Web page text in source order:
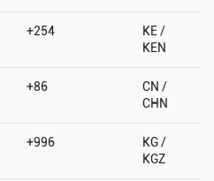
+254
KE /
KEN
+86
CN /
CHN
+996
KG /
KGZ